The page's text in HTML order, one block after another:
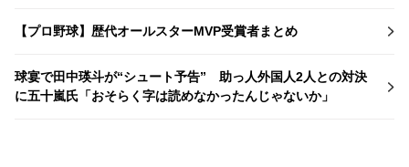
【プロ野球】歴代オールスターMVP受賞者まとめ
球宴で田中瑛斗が“シュート予告” 助っ人外国人2人との対決
に五十嵐氏「おそらく字は読めなかったんじゃないか」